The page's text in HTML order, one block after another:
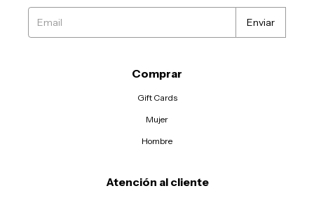
Comprar
Gift Cards
Mujer
Hombre
Atención al cliente